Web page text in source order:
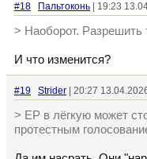
#18 Пальтоконь | 19:23
> Наоборот. Разрешить
И что изменится?
#19 Strider | 20:27
> ЕР в лёгкую может
протестным